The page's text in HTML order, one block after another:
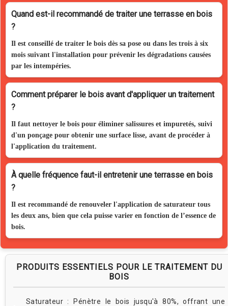
Quand est-il recommandé de traiter une terrasse en bois
?
Il est conseillé de traiter le bois dès sa pose ou dans les trois à six
mois suivant l'installation pour prévenir les dégradations causées
par les intempéries.
Comment préparer le bois avant d'appliquer un traitement
?
Il faut nettoyer le bois pour éliminer salissures et impuretés, suivi
d'un ponçage pour obtenir une surface lisse, avant de procéder à
l'application du traitement.
À quelle fréquence faut-il entretenir une terrasse en bois
?
Il est recommandé de renouveler l'application de saturateur tous
les deux ans, bien que cela puisse varier en fonction de l’essence de
bois.
PRODUITS ESSENTIELS POUR LE TRAITEMENT DU
BOIS
Saturateur : Pénètre le bois jusqu'à 80%, offrant une